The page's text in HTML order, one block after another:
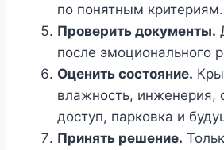
по понятным критериям.
Проверить документы.
после эмоционального
Оценить состояние.
влажность, инженерия,
доступ, парковка и
Принять решение.